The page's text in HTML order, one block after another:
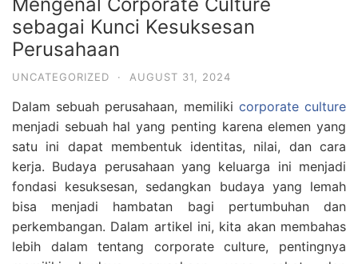
sebagai Kunci Kesuksesan
Perusahaan
UNCATEGORIZED · AUGUST 31, 2024
Dalam sebuah perusahaan, memiliki corporate culture
menjadi sebuah hal yang penting karena elemen yang
satu ini dapat membentuk identitas, nilai, dan cara
kerja. Budaya perusahaan yang keluarga ini menjadi
fondasi kesuksesan, sedangkan budaya yang lemah
bisa menjadi hambatan bagi pertumbuhan dan
perkembangan. Dalam artikel ini, kita akan membahas
lebih dalam tentang corporate culture, pentingnya